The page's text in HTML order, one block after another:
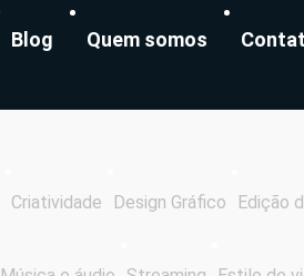
Blog Quem somos
Criatividade Design Gráfico Edição